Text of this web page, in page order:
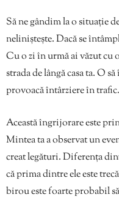
Să ne gândim la o situație
neliniștește. Dacă se
Cu o zi în urmă ai văzut cu
strada de lângă casa ta. O
provoacă întârziere în trafic.
Această îngrijorare este
Mintea ta a observat un
creat legături. Diferența
că prima dintre ele este
birou este foarte probabil